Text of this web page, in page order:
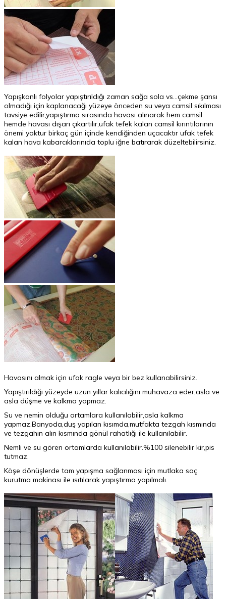
Yapışkanlı folyolar yapıştırıldığı zaman sağa sola vs...çekme şansı
olmadığı için kaplanacağı yüzeye önceden su veya camsil sıkılması
tavsiye edilir,yapıştırma sırasında havası alınarak hem camsil
hemde havası dışarı çıkartılır,ufak tefek kalan camsil kırıntılarının
önemi yoktur birkaç gün içinde kendiğinden uçacaktır ufak tefek
kalan hava kabarcıklarınıda toplu iğne batırarak düzeltebilirsiniz.
Havasını almak için ufak ragle veya bir bez kullanabilirsiniz.
Yapıştırıldığı yüzeyde uzun yıllar kalıcılığını muhavaza eder,asla ve
asla düşme ve kalkma yapmaz.
Su ve nemin olduğu ortamlara kullanılabilir,asla kalkma
yapmaz.Banyoda,duş yapılan kısımda,mutfakta tezgah kısmında
ve tezgahın alın kısmında gönül rahatlığı ile kullanılabilir.
Nemli ve su gören ortamlarda kullanılabilir.%100 silenebilir kir,pis
tutmaz.
Köşe dönüşlerde tam yapışma sağlanması için mutlaka saç
kurutma makinası ile ısıtılarak yapıştırma yapılmalı.